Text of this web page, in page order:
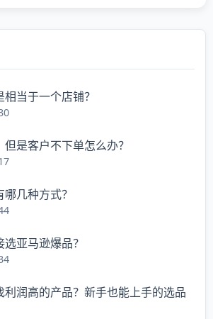
当于一个店铺？
是客户不下单怎么办？
几种方式？
亚马逊爆品？
利润高的产品？新手也能上手的选品